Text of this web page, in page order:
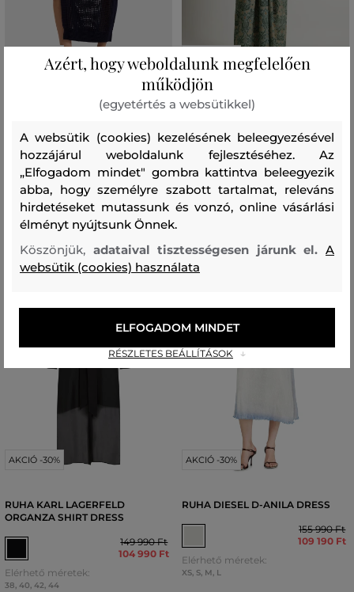
AKCIÓ -30%
RUHA VILEBREQUIN CO LI
79 990 Ft
55 990 Ft
Elérhető méretek:
S, XL
AKCIÓ -30%
RUHA WOOLRICH FLUID SHIRT
118 990 Ft
83 290 Ft
Elérhető méretek:
AKCIÓ -30%
RUHA KARL LAGERFELD
ORGANZA SHIRT DRESS
149 990 Ft
104 990 Ft
Elérhető méretek:
38, 40, 42, 44
AKCIÓ -30%
RUHA DIESEL D-ANILA DRESS
155 990 Ft
109 190 Ft
Elérhető méretek:
XS, S, M, L
Azért, hogy weboldalunk megfelelően
működjön
(egyetértés a websütikkel)
A websütik (cookies) kezelésének beleegyezésével
hozzájárul weboldalunk fejlesztéséhez. Az
„Elfogadom mindet" gombra kattintva beleegyezik
abba, hogy személyre szabott tartalmat, releváns
hirdetéseket mutassunk és vonzó, online vásárlási
élményt nyújtsunk Önnek.
Köszönjük, adataival tisztességesen járunk el.A
websütik (cookies) használata
RÉSZLETES BEÁLLÍTÁSOK
ELFOGADOM MINDET